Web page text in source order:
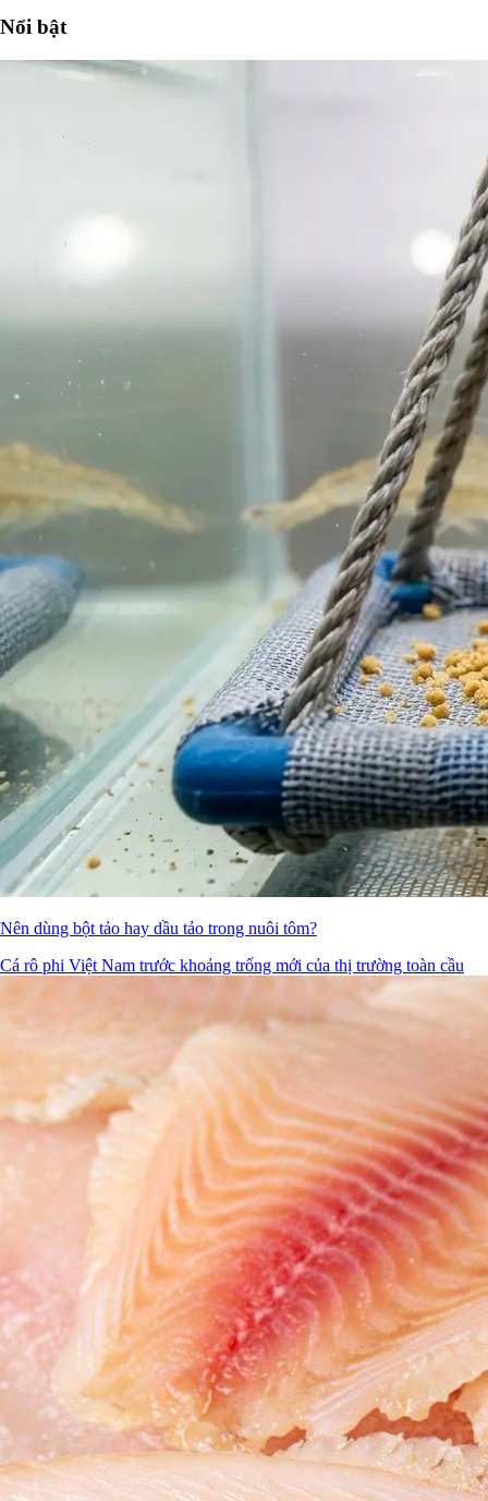
Nổi bật
Nên dùng bột tảo hay dầu tảo trong nuôi tôm?
Cá rô phi Việt Nam trước khoảng trống mới của thị trường toàn cầu